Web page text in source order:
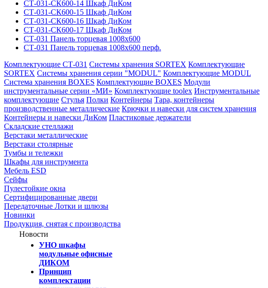
СТ-031-СК600-14 Шкаф ДиКом
СТ-031-СК600-15 Шкаф ДиКом
СТ-031-СК600-16 Шкаф ДиКом
СТ-031-СК600-17 Шкаф ДиКом
СТ-031 Панель торцевая 1008х600
СТ-031 Панель торцевая 1008х600 перф.
Комплектующие СТ-031 Системы хранения SORTEX Комплектующие
SORTEX Системы хранения серии "MODUL" Комплектующие MODUL
Система хранения BOXES Комплектующие BOXES Модули
инструментальные серии «МИ» Комплектующие toolex Инструментальные
комплектующие Стулья Полки Контейнеры Тара, контейнеры
производственные металлические Крючки и навески для систем хранения
Контейнеры и навески ДиКом Пластиковые держатели
Складские стеллажи
Верстаки металлические
Верстаки столярные
Тумбы и тележки
Шкафы для инструмента
Мебель ESD
Сейфы
Пулестойкие окна
Сертифицированные двери
Передаточные Лотки и шлюзы
Новинки
Продукция, снятая с производства
Новости
УНО шкафы
модульные офисные
ДИКОМ
Принцип
комплектации